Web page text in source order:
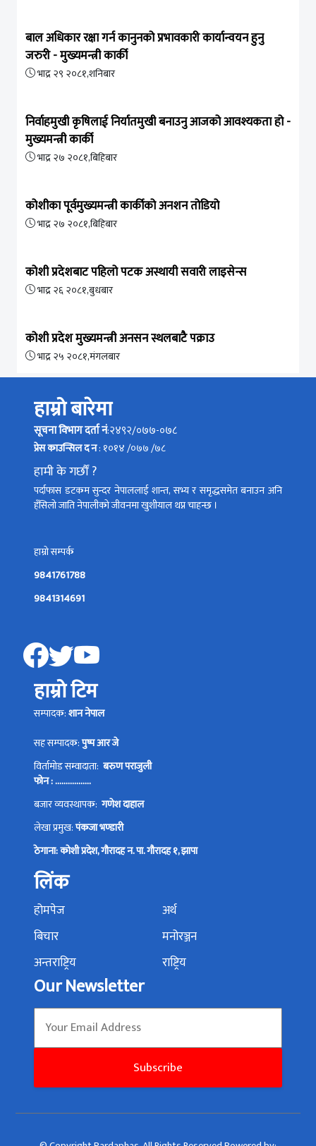
बाल अधिकार रक्षा गर्न कानुनको प्रभावकारी कार्यान्वयन हुनु
जरुरी - मुख्यमन्त्री कार्की
भाद्र २९ २०८१,शनिबार
निर्वाहमुखी कृषिलाई निर्यातमुखी बनाउनु आजको आवश्यकता हो -
मुख्यमन्त्री कार्की
भाद्र २७ २०८१,बिहिबार
कोशीका पूर्वमुख्यमन्त्री कार्कीको अनशन तोडियो
भाद्र २७ २०८१,बिहिबार
कोशी प्रदेशबाट पहिलो पटक अस्थायी सवारी लाइसेन्स
भाद्र २६ २०८१,बुधबार
कोशी प्रदेश मुख्यमन्त्री अनसन स्थलबाटै पक्राउ
भाद्र २५ २०८१,मंगलबार
हाम्रो बारेमा
सूचना विभाग दर्ता नं:२४९२/०७७-०७८
प्रेस काउन्सिल द न: १०१४ /०७७ /७८
हामी के गर्छौं ?
पर्दाफास डटकम सुन्दर नेपाललाई शान्त, सभ्य र समृद्धसमेत बनाउन अनि
हँसिलो जाति नेपालीको जीवनमा खुशीयाल थप्न चाहन्छ ।
हाम्रो सम्पर्क
9841761788
9841314691
हाम्रो टिम
सम्पादक:शान नेपाल
सह सम्पादक:पुष्प आर जे
विर्तामोड सम्वादाता: बरुण पराजुली
फोन : .................
बजार व्यवस्थापक: गणेश दाहाल
लेखा प्रमुख:पंकजा भण्डारी
ठेगाना: कोशी प्रदेश, गौरादह न. पा. गौरादह १, झापा
लिंक
होमपेज
अर्थ
बिचार
मनोरञ्जन
अन्तराष्ट्रिय
राष्ट्रिय
Our Newsletter
Subscribe